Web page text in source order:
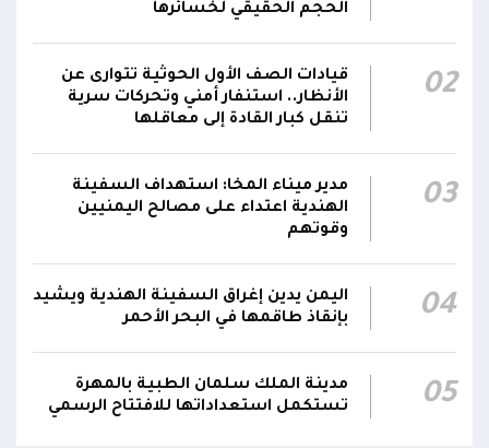
الشعب اليمني وتشكل نهاية فعلية للهدنة
على توسيع دائرة الصراع في اليمن عبر مليشيا
الحوثي
22:59
اليمني من إرهاب المليشيا التي قال إنها تواصل
توسيع اعتداءاتها في البر والبحر
أكد #المكتب_السياسي للمقاومة الوطنية أن
الهجوم الحوثي الذي استهدف معسكراً لقوات
الطوارئ في محافظة مأرب بالصواريخ الباليستية
والجرحى يمثل تصعيداً خطيراً يستوجب تحركاً عاجلاً
من الدولة لإنهاء الانقلاب، معتبراً أن هذه المجزرة
أنهت فعلياً ما تبقى من الهدنة وفرضت واقعاً
الحجم الحقيقي لخسائرها
02
قيادات الصف الأول الحوثية تتوارى عن
الأنظار.. استنفار أمني وتحركات سرية
تنقل كبار القادة إلى معاقلها
03
مدير ميناء المخا: استهداف السفينة
الهندية اعتداء على مصالح اليمنيين
وقوتهم
04
اليمن يدين إغراق السفينة الهندية ويشيد
بإنقاذ طاقمها في البحر الأحمر
05
مدينة الملك سلمان الطبية بالمهرة
تستكمل استعداداتها للافتتاح الرسمي